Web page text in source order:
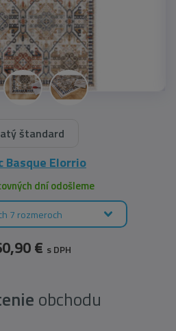
štandard
Basque Elorrio
dní odošleme
7 rozmeroch
€ s DPH
obchodu